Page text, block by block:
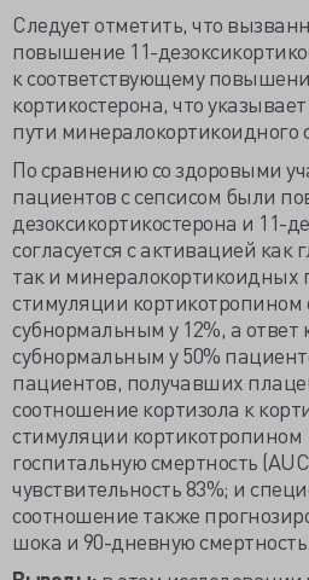
Следует отметить, что
повышение 11-
к соответствующему
кортикостерона, что
пути минералокортикоидного
По сравнению со здоровыми
пациентов с сепсисом были
дезоксикортикостерона и 11-
согласуется с активацией как
так и минералокортикоидных
стимуляции кортикотропином
субнормальным у 12%, а ответ
субнормальным у 50%
пациентов, получавших
соотношение кортизола к
стимуляции кортикотропином
госпитальную смертность
чувствительность 83%; и
соотношение также
шока и 90-дневную смертность.